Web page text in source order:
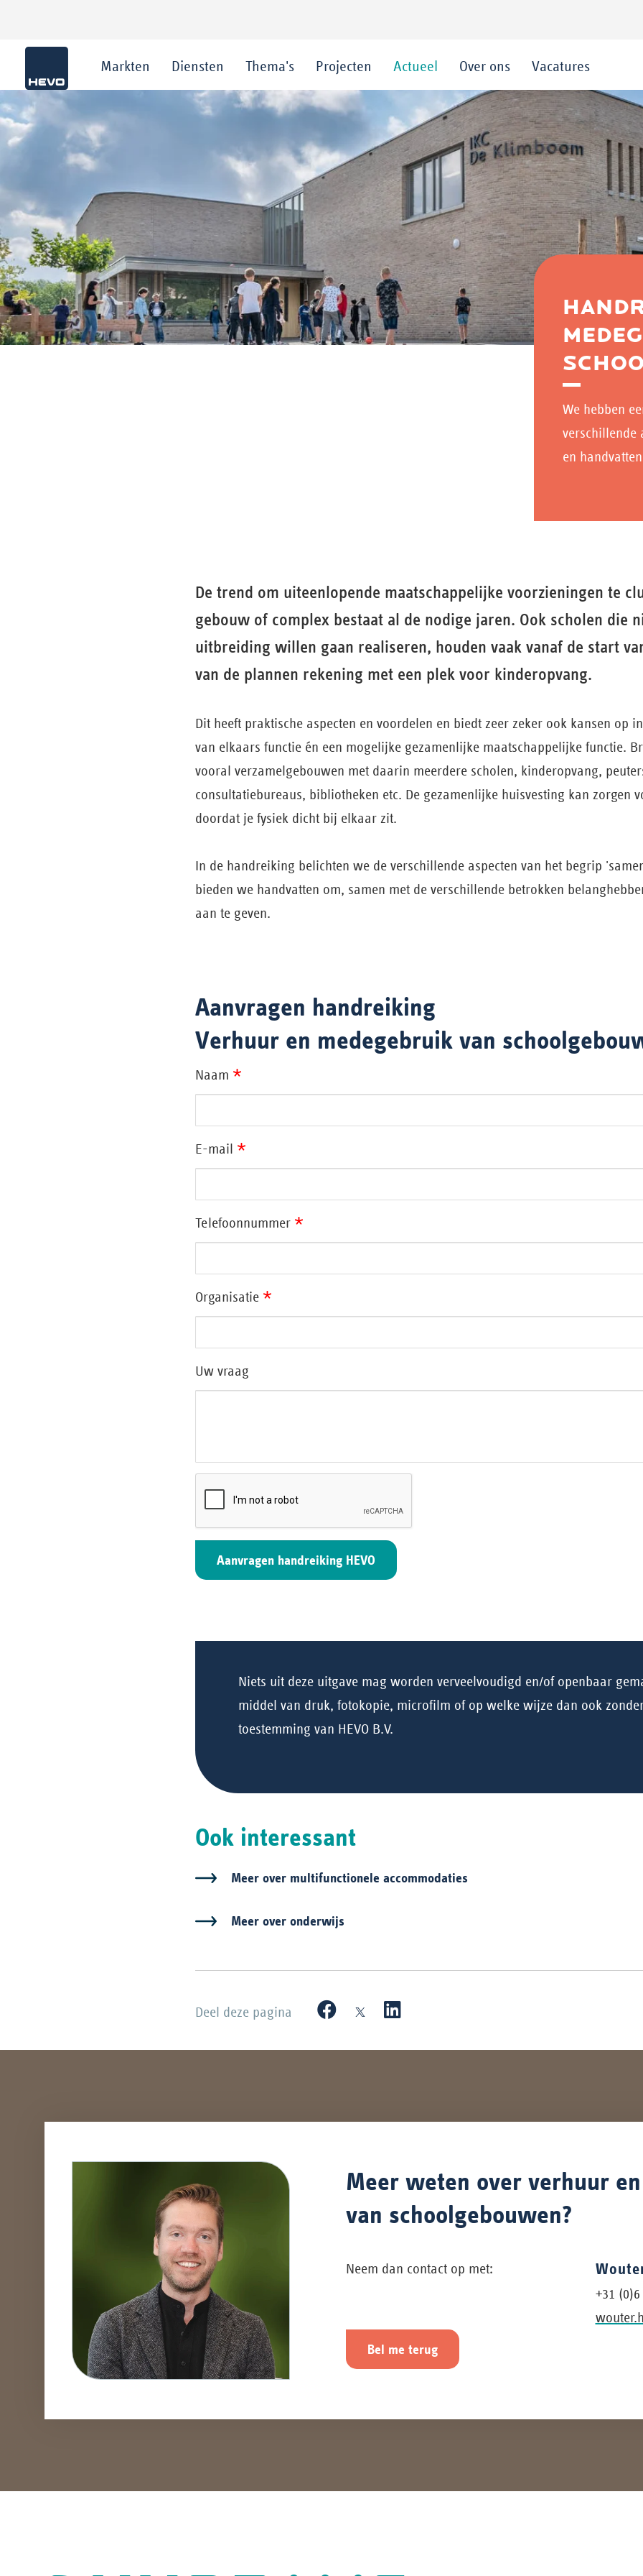
Markten Diensten Thema's Projecten Actueel Over ons Vacatures
We hebben
verschillende
en
De trend om uiteenlopende maatschappelijke voorzieningen te
gebouw of complex bestaat al de nodige jaren. Ook scholen die
uitbreiding willen gaan realiseren, houden vaak vanaf de start
van de plannen rekening met een plek voor kinderopvang.
Dit heeft praktische aspecten en voordelen en biedt zeer zeker ook kansen op
van elkaars functie én een mogelijke gezamenlijke maatschappelijke functie.
vooral verzamelgebouwen met daarin meerdere scholen, kinderopvang,
consultatie­bureaus, bibliotheken etc. De gezamenlijke huisvesting kan zorgen
doordat je fysiek dicht bij elkaar zit.
In de handreiking belichten we de verschillende aspecten van het begrip
bieden we handvatten om, samen met de verschillende betrokken
aan te geven.
Aanvragen handreiking
Verhuur en medegebruik van
Naam *
E-mail *
Telefoonnummer *
Organisatie *
Uw vraag
Niets uit deze uitgave mag worden verveelvoudigd en/of openbaar
middel van druk, fotokopie, microfilm of op welke wijze dan ook
toestemming van HEVO B.V.
Ook interessant
Meer over multifunctionele accommodaties
Meer over onderwijs
Deel deze pagina
Meer weten over verhuur
van schoolgebouwen?
Neem dan contact op met:
+31
Bel me terug